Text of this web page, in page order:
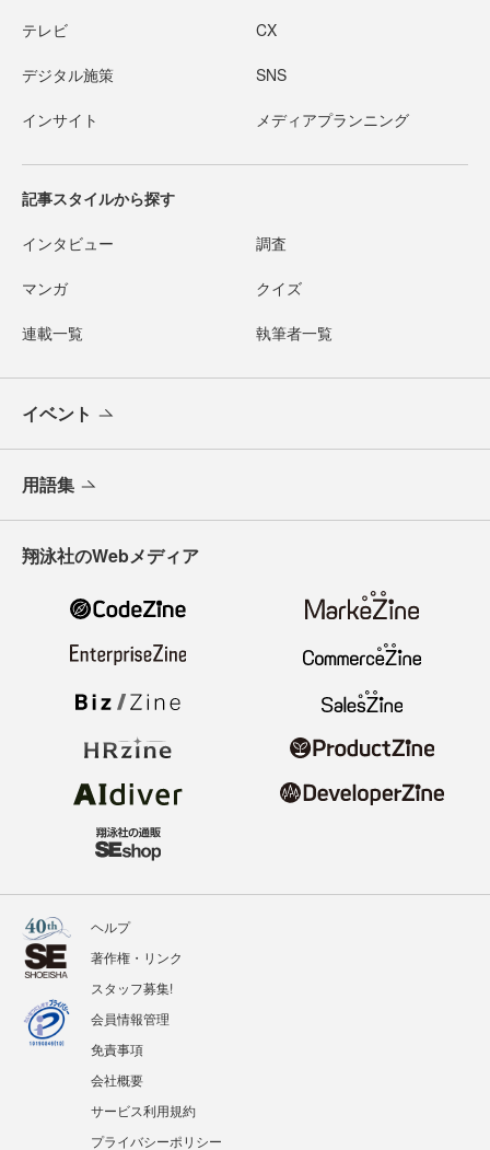
テレビ CX
デジタル施策 SNS
インサイト メディアプランニング
記事スタイルから探す
インタビュー 調査
マンガ クイズ
連載一覧 執筆者一覧
イベント
用語集
翔泳社のWebメディア
ヘルプ
著作権・リンク
スタッフ募集!
会員情報管理
免責事項
会社概要
サービス利用規約
プライバシーポリシー